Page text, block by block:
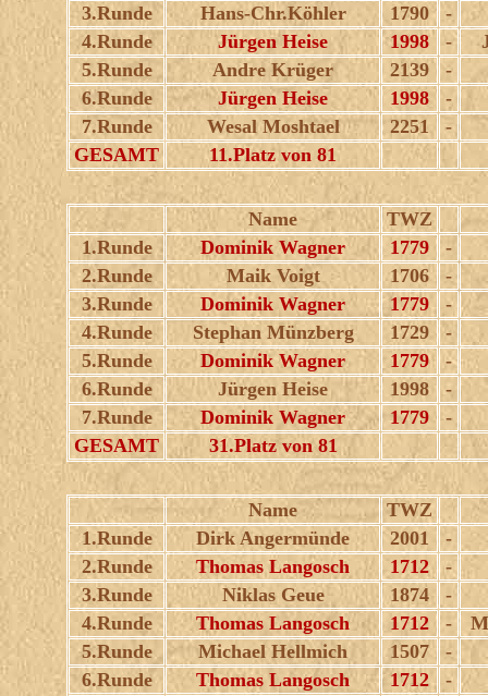
3.Runde
Hans-Chr.Köhler 1790
-
4.Runde
Jürgen Heise 1998 -
5.Runde
Andre Krüger 2139
-
6.Runde
Jürgen Heise 1998
-
7.Runde
Wesal Moshtael 2251
-
GESAMT
11.Platz von 81
Name
TWZ
1.Runde
Dominik Wagner 1779
-
2.Runde
Maik Voigt 1706
-
3.Runde
Dominik Wagner 1779
-
4.Runde
Stephan Münzberg 1729
-
5.Runde
Dominik Wagner 1779
-
6.Runde
Jürgen Heise 1998
-
7.Runde
Dominik Wagner 1779
-
GESAMT
31.Platz von 81
Name
TWZ
1.Runde
Dirk Angermünde 2001
-
2.Runde
Thomas Langosch 1712
-
3.Runde
Niklas Geue 1874
-
4.Runde
Thomas Langosch 1712 -
5.Runde
Michael Hellmich 1507
-
6.Runde
Thomas Langosch 1712
-